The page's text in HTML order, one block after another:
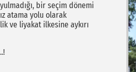
bir seçim dönemi
atama yolu olarak
ve liyakat ilkesine aykırı